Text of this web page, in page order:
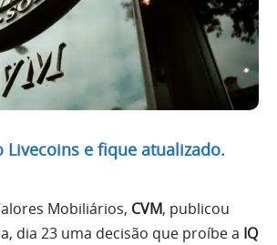
Livecoins e fique atualizado.
Mobiliários, CVM, publicou
dia 23 uma decisão que proíbe a IQ